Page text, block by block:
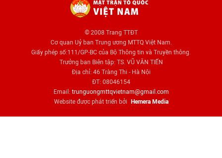
© 2008 Trang TTĐT
Cơ quan Uỷ ban Trung ương MTTQ Việt Nam.
Giấy phép số:111/GP-BC của Bộ Thông tin và Truyền thông.
Trưởng ban Biên tập: TS. VŨ VĂN TIẾN
Địa chỉ: 46 Tràng Thi - Hà Nội
ĐT: 08046154
Email: trunguongmttqvietnam@gmail.com
Website được phát triển bởi
Hemera Media